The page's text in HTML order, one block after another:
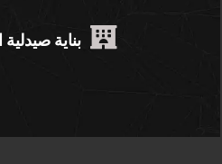
بناية صيدلية